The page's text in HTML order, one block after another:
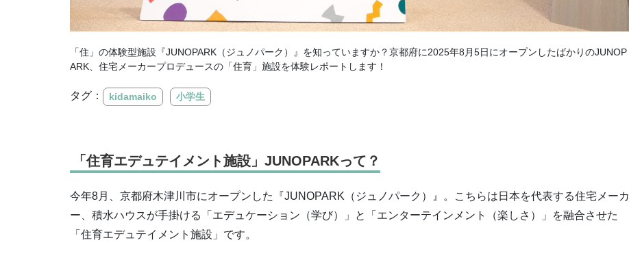
「住」の体験型施設『JUNOPARK（ジュノパーク）』を知っていますか？京都府に2025年8月5日にオープンしたばかりのJUNOP
ARK、住宅メーカープロデュースの「住育」施設を体験レポートします！
タグ： kidamaiko 小学生
「住育エデュテイメント施設」JUNOPARKって？
今年8月、京都府木津川市にオープンした『JUNOPARK（ジュノパーク）』。こちらは日本を代表する住宅メーカ
ー、積水ハウスが手掛ける「エデュケーション（学び）」と「エンターテインメント（楽しさ）」を融合させた
「住育エデュテイメント施設」です。